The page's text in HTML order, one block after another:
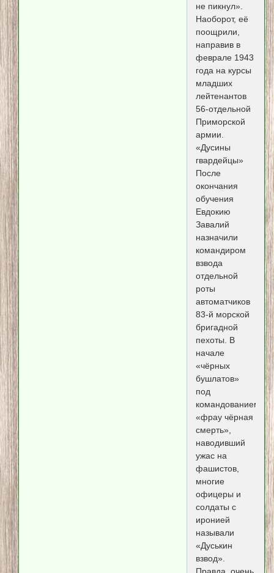
не пикнул».
Наоборот, её
поощрили,
направив в
феврале 1943
года на курсы
младших
лейтенантов
56-отдельной
Приморской
армии.
«Дусины
гвардейцы»
После
окончания
обучения
Евдокию
Завалий
назначили
командиром
взвода
отдельной
роты
автоматчиков
83-й морской
бригадной
пехоты. В
начале
«чёрных
бушлатов»
под
командованием
«фрау чёрная
смерть»,
наводивший
ужас на
фашистов,
многие
офицеры и
солдаты с
иронией
называли
«Дуськин
взвод».
Правда, очень